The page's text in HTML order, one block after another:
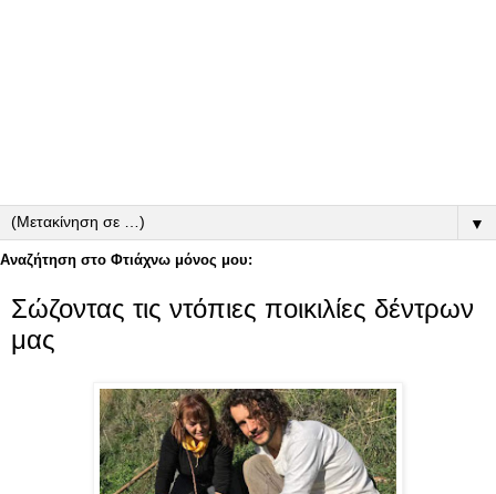
▼
Αναζήτηση στο Φτιάχνω μόνος μου:
Σώζοντας τις ντόπιες ποικιλίες δέντρων
μας